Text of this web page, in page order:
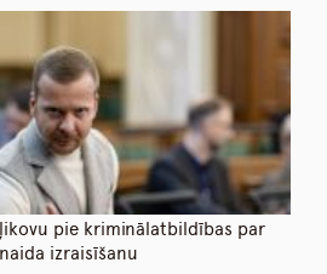
pie kriminālatbildības par
izraisīšanu